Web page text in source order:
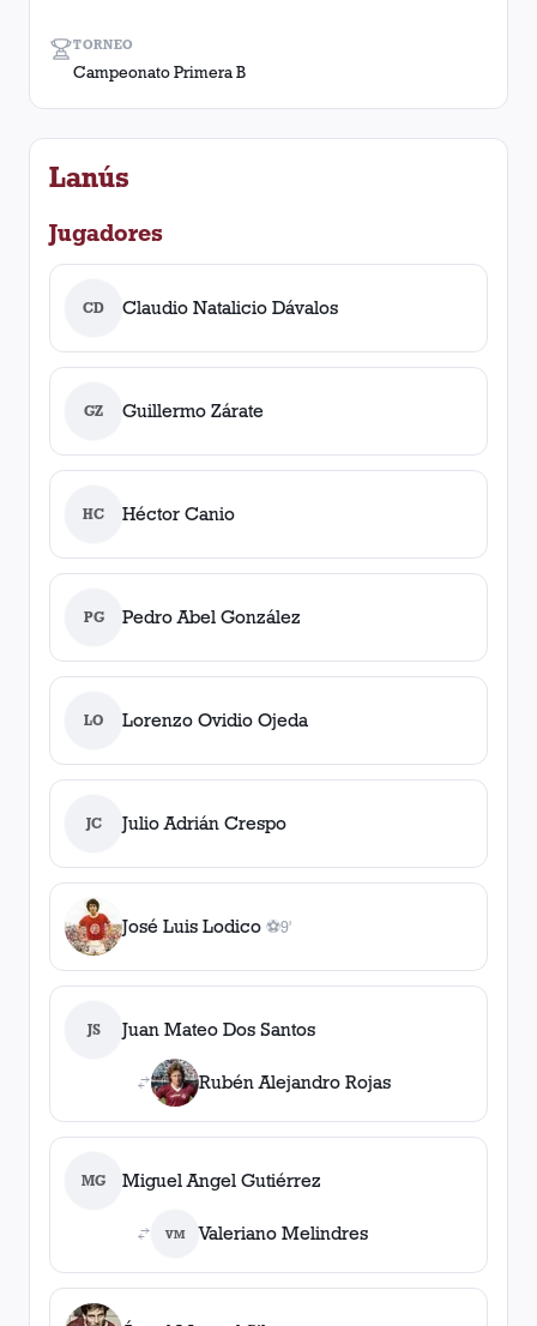
TORNEO
Campeonato Primera B
Lanús
Jugadores
CD Claudio Natalicio Dávalos
GZ Guillermo Zárate
HC Héctor Canio
PG Pedro Abel González
LO Lorenzo Ovidio Ojeda
JC Julio Adrián Crespo
José Luis Lodico ⚽
1gol
9'
JS Juan Mateo Dos Santos
Rubén Alejandro Rojas
MG Miguel Angel Gutiérrez
VM Valeriano Melindres